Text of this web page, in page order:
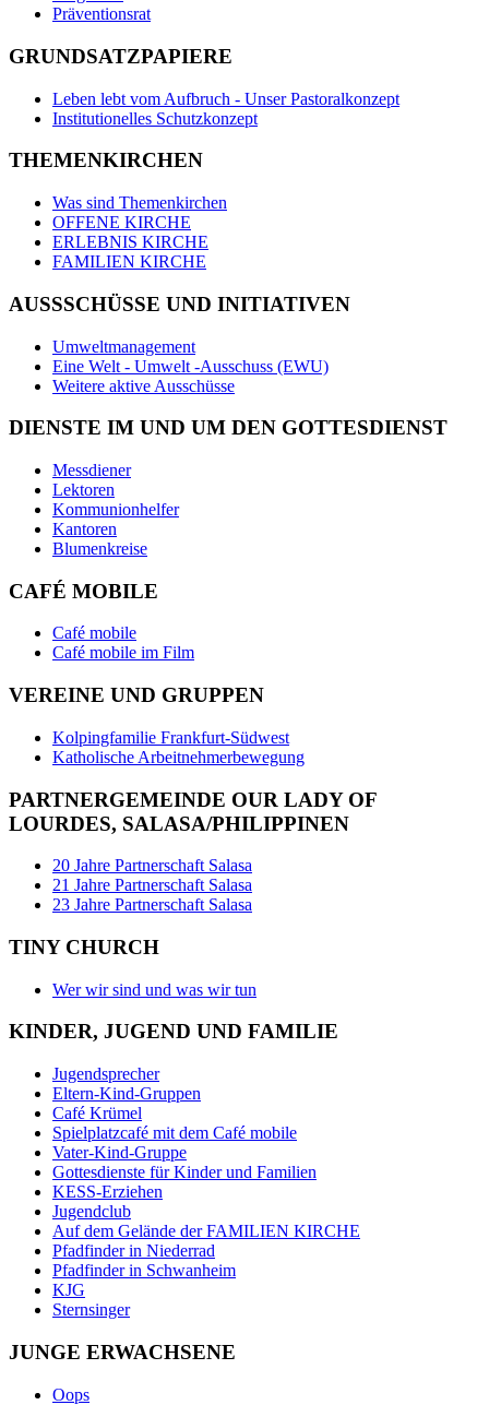
Präventionsrat
GRUNDSATZPAPIERE
Leben lebt vom Aufbruch - Unser Pastoralkonzept
Institutionelles Schutzkonzept
THEMENKIRCHEN
Was sind Themenkirchen
OFFENE KIRCHE
ERLEBNIS KIRCHE
FAMILIEN KIRCHE
AUSSSCHÜSSE UND INITIATIVEN
Umweltmanagement
Eine Welt - Umwelt -Ausschuss (EWU)
Weitere aktive Ausschüsse
DIENSTE IM UND UM DEN GOTTESDIENST
Messdiener
Lektoren
Kommunionhelfer
Kantoren
Blumenkreise
CAFÉ MOBILE
Café mobile
Café mobile im Film
VEREINE UND GRUPPEN
Kolpingfamilie Frankfurt-Südwest
Katholische Arbeitnehmerbewegung
PARTNERGEMEINDE OUR LADY OF
LOURDES, SALASA/PHILIPPINEN
20 Jahre Partnerschaft Salasa
21 Jahre Partnerschaft Salasa
23 Jahre Partnerschaft Salasa
TINY CHURCH
Wer wir sind und was wir tun
KINDER, JUGEND UND FAMILIE
Jugendsprecher
Eltern-Kind-Gruppen
Café Krümel
Spielplatzcafé mit dem Café mobile
Vater-Kind-Gruppe
Gottesdienste für Kinder und Familien
KESS-Erziehen
Jugendclub
Auf dem Gelände der FAMILIEN KIRCHE
Pfadfinder in Niederrad
Pfadfinder in Schwanheim
KJG
Sternsinger
JUNGE ERWACHSENE
Oops